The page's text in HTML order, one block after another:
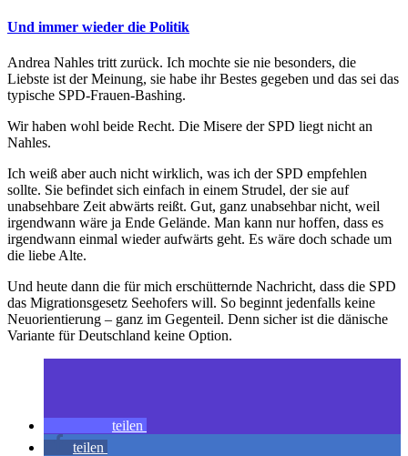
Und immer wieder die Politik
Andrea Nahles tritt zurück. Ich mochte sie nie besonders, die
Liebste ist der Meinung, sie habe ihr Bestes gegeben und das sei das
typische SPD-Frauen-Bashing.
Wir haben wohl beide Recht. Die Misere der SPD liegt nicht an
Nahles.
Ich weiß aber auch nicht wirklich, was ich der SPD empfehlen
sollte. Sie befindet sich einfach in einem Strudel, der sie auf
unabsehbare Zeit abwärts reißt. Gut, ganz unabsehbar nicht, weil
irgendwann wäre ja Ende Gelände. Man kann nur hoffen, dass es
irgendwann einmal wieder aufwärts geht. Es wäre doch schade um
die liebe Alte.
Und heute dann die für mich erschütternde Nachricht, dass die SPD
das Migrationsgesetz Seehofers will. So beginnt jedenfalls keine
Neuorientierung – ganz im Gegenteil. Denn sicher ist die dänische
Variante für Deutschland keine Option.
teilen
teilen